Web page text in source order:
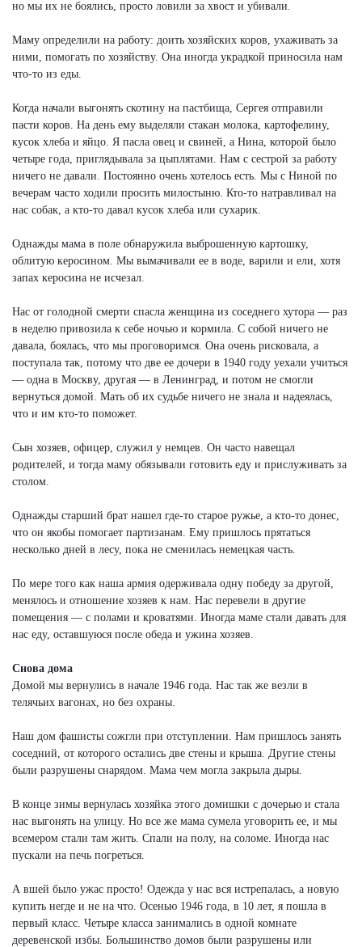
но мы их не боялись, просто ловили за хвост и убивали.
Маму определили на работу: доить хозяйских коров, ухаживать за
ними, помогать по хозяйству. Она иногда украдкой приносила нам
что-то из еды.
Когда начали выгонять скотину на пастбища, Сергея отправили
пасти коров. На день ему выделяли стакан молока, картофелину,
кусок хлеба и яйцо. Я пасла овец и свиней, а Нина, которой было
четыре года, приглядывала за цыплятами. Нам с сестрой за работу
ничего не давали. Постоянно очень хотелось есть. Мы с Ниной по
вечерам часто ходили просить милостыню. Кто-то натравливал на
нас собак, а кто-то давал кусок хлеба или сухарик.
Однажды мама в поле обнаружила выброшенную картошку,
облитую керосином. Мы вымачивали ее в воде, варили и ели, хотя
запах керосина не исчезал.
Нас от голодной смерти спасла женщина из соседнего хутора — раз
в неделю привозила к себе ночью и кормила. С собой ничего не
давала, боялась, что мы проговоримся. Она очень рисковала, а
поступала так, потому что две ее дочери в 1940 году уехали учиться
— одна в Москву, другая — в Ленинград, и потом не смогли
вернуться домой. Мать об их судьбе ничего не знала и надеялась,
что и им кто-то поможет.
Сын хозяев, офицер, служил у немцев. Он часто навещал
родителей, и тогда маму обязывали готовить еду и прислуживать за
столом.
Однажды старший брат нашел где-то старое ружье, а кто-то донес,
что он якобы помогает партизанам. Ему пришлось прятаться
несколько дней в лесу, пока не сменилась немецкая часть.
По мере того как наша армия одерживала одну победу за другой,
менялось и отношение хозяев к нам. Нас перевели в другие
помещения — с полами и кроватями. Иногда маме стали давать для
нас еду, оставшуюся после обеда и ужина хозяев.
Снова дома
Домой мы вернулись в начале 1946 года. Нас так же везли в
телячьих вагонах, но без охраны.
Наш дом фашисты сожгли при отступлении. Нам пришлось занять
соседний, от которого остались две стены и крыша. Другие стены
были разрушены снарядом. Мама чем могла закрыла дыры.
В конце зимы вернулась хозяйка этого домишки с дочерью и стала
нас выгонять на улицу. Но все же мама сумела уговорить ее, и мы
всемером стали там жить. Спали на полу, на соломе. Иногда нас
пускали на печь погреться.
А вшей было ужас просто! Одежда у нас вся истрепалась, а новую
купить негде и не на что. Осенью 1946 года, в 10 лет, я пошла в
первый класс. Четыре класса занимались в одной комнате
деревенской избы. Большинство домов были разрушены или